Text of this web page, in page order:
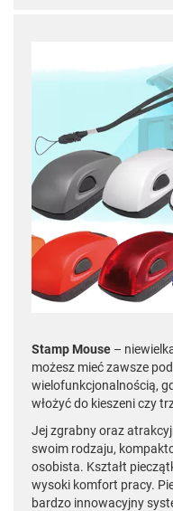
Stamp Mouse –
możesz mieć zawsze
wielofunkcjonalnością,
włożyć do kieszeni czy
Jej zgrabny oraz
swoim rodzaju,
osobista. Kształt
wysoki komfort pracy.
bardzo innowacyjny